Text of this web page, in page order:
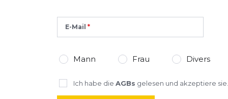
E-Mail
Mann Frau Divers
Ich habe die AGBs gelesen und akzeptiere sie.